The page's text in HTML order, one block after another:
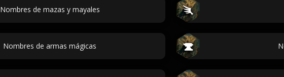
Nombres de mazas y mayales
Nombres de armas mágicas